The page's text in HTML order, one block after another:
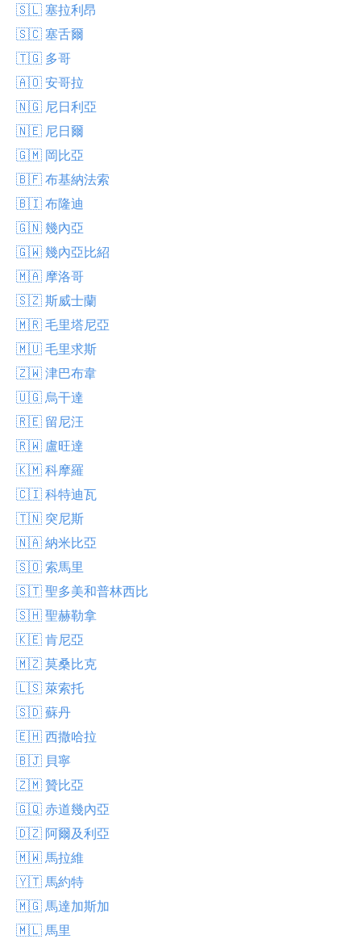
🇸🇱 塞拉利昂
🇸🇨 塞舌爾
🇹🇬 多哥
🇦🇴 安哥拉
🇳🇬 尼日利亞
🇳🇪 尼日爾
🇬🇲 岡比亞
🇧🇫 布基納法索
🇧🇮 布隆迪
🇬🇳 幾內亞
🇬🇼 幾內亞比紹
🇲🇦 摩洛哥
🇸🇿 斯威士蘭
🇲🇷 毛里塔尼亞
🇲🇺 毛里求斯
🇿🇼 津巴布韋
🇺🇬 烏干達
🇷🇪 留尼汪
🇷🇼 盧旺達
🇰🇲 科摩羅
🇨🇮 科特迪瓦
🇹🇳 突尼斯
🇳🇦 納米比亞
🇸🇴 索馬里
🇸🇹 聖多美和普林西比
🇸🇭 聖赫勒拿
🇰🇪 肯尼亞
🇲🇿 莫桑比克
🇱🇸 萊索托
🇸🇩 蘇丹
🇪🇭 西撒哈拉
🇧🇯 貝寧
🇿🇲 贊比亞
🇬🇶 赤道幾內亞
🇩🇿 阿爾及利亞
🇲🇼 馬拉維
🇾🇹 馬約特
🇲🇬 馬達加斯加
🇲🇱 馬里